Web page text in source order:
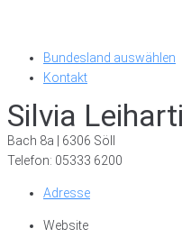
Bundesland auswählen
Kontakt
Silvia
Bach 8a | 6306 Söll
Telefon: 05333 6200
Adresse
Website